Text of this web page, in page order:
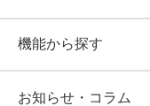
機能から探す
お知らせ・コラム